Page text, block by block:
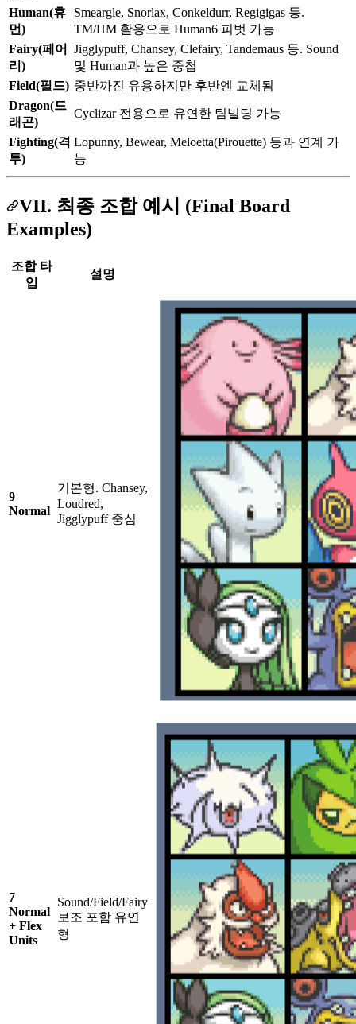
Human(휴
먼)
Smeargle, Snorlax, Conkeldurr, Regigigas 등.
TM/HM 활용으로 Human6 피벗 가능
Fairy(페어
리)
Jigglypuff, Chansey, Clefairy, Tandemaus 등. Sound
및 Human과 높은 중첩
Field(필드) 중반까진 유용하지만 후반엔 교체됨
Dragon(드
래곤)
Cyclizar 전용으로 유연한 팀빌딩 가능
Fighting(격
투)
Lopunny, Bewear, Meloetta(Pirouette) 등과 연계 가
능
VII. 최종 조합 예시 (Final Board
Examples)
조합 타
입
설명
9
Normal
기본형. Chansey,
Loudred,
Jigglypuff 중심
7
Normal
+ Flex
Units
Sound/Field/Fairy
보조 포함 유연
형